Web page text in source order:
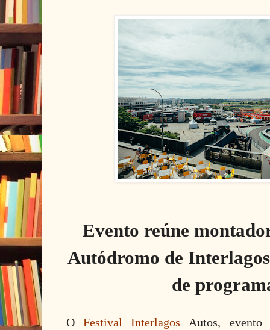
Evento reúne
Autódromo de
de
OFestival Interlagos Autos, evento